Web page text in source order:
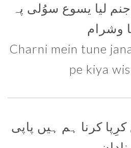
لیا یسوع سوُلی پہ
وشرام
Charni mein tune
pe kiya
کرنا ہم ہیں پاپی